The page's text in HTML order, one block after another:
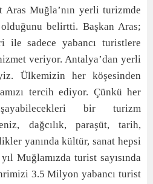
Aras Muğla’nın yerli turizmde
belirtti. Başkan Aras;
ile sadece yabancı turistlere
veriyor. Antalya’dan yerli
Ülkemizin her köşesinden
tercih ediyor. Çünkü her
bir turizm
dağcılık, paraşüt, tarih,
yanında kültür, sanat hepsi
Muğlamızda turist sayısında
3.5 Milyon yabancı turist